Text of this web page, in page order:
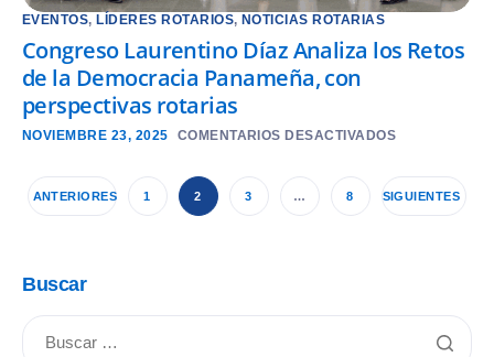
EVENTOS,LÍDERES ROTARIOS, NOTICIAS ROTARIAS
Congreso Laurentino Díaz Analiza los Retos
de la Democracia Panameña, con
perspectivas rotarias
NOVIEMBRE 23, 2025 COMENTARIOS DESACTIVADOS
ANTERIORES 1 2 3 … 8 SIGUIENTES
Buscar